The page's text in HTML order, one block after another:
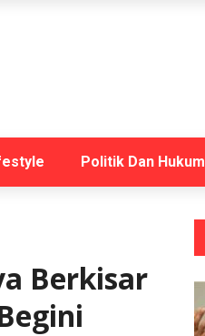
Politik Dan Hukum
Berkisar